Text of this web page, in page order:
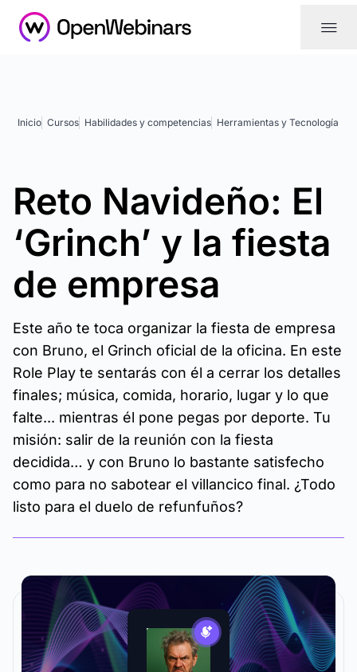
|||
Inicio Cursos Habilidades y competencias Herramientas y Tecnología
Reto Navideño: El
‘Grinch’ y la fiesta
de empresa
Este año te toca organizar la fiesta de empresa
con Bruno, el Grinch oficial de la oficina. En este
Role Play te sentarás con él a cerrar los detalles
finales; música, comida, horario, lugar y lo que
falte... mientras él pone pegas por deporte. Tu
misión: salir de la reunión con la fiesta
decidida… y con Bruno lo bastante satisfecho
como para no sabotear el villancico final. ¿Todo
listo para el duelo de refunfuños?